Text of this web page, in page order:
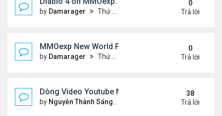
by Damarager Thứ 4 Tháng 11 27, 2024 12:51 am
0
Trả lời
MMOexp New World PC Update 1.1.0: What New
by Damarager Thứ 4 Tháng 11 27, 2024 12:50 am
0
Trả lời
Dòng Video Youtube Ngâm Nga Thơ & Đọc Thơ
by Nguyễn Thành Sáng Thứ 3 Tháng 9 10, 2024 7:17
38
Trả lời